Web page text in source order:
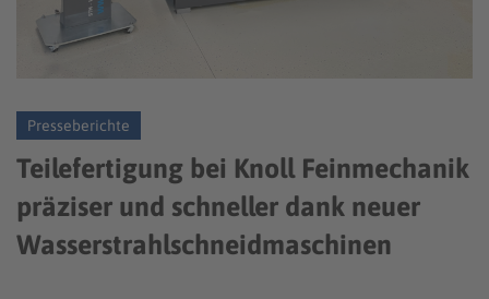
Presseberichte
Teilefertigung bei Knoll Feinmechanik
präziser und schneller dank neuer
Wasserstrahlschneidmaschinen